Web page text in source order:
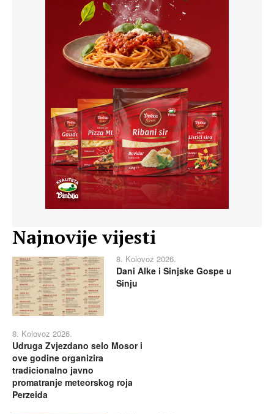
Najnovije vijesti
8. Kolovoz 2026.
Dani Alke i Sinjske Gospe u
Sinju
8. Kolovoz 2026.
Udruga Zvjezdano selo Mosor i
ove godine organizira
tradicionalno javno
promatranje meteorskog roja
Perzeida